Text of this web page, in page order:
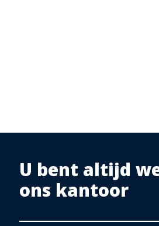
U bent altijd
ons kantoor